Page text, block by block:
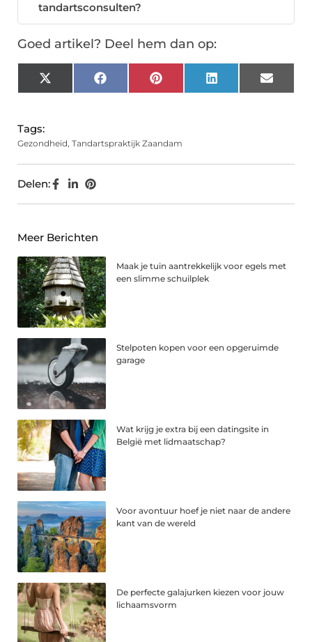
tandartsconsulten?
Goed artikel? Deel hem dan op:
X
(Twitter)
FacebookPinterest LinkedIn Email
Tags:
Gezondheid, Tandartspraktijk Zaandam
Delen:
Meer Berichten
Maak je tuin aantrekkelijk voor egels met
een slimme schuilplek
Stelpoten kopen voor een opgeruimde
garage
Wat krijg je extra bij een datingsite in
België met lidmaatschap?
Voor avontuur hoef je niet naar de andere
kant van de wereld
De perfecte galajurken kiezen voor jouw
lichaamsvorm